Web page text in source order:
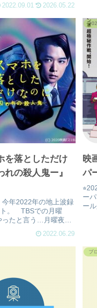
経つんでしょう
タッフ時代の2010年
月泥棒...
2022.09.01 2026.05.22
し
を落としただけ
の殺人鬼ー』
年2022年の地上波録
。 TBSでの月曜
ったと言う…月曜夜か
すね！ 先日、“今夜、
も平日夜と言う枠であ
…。有難い事です。
2022.06.29
映
パ
ー
ー
ブ